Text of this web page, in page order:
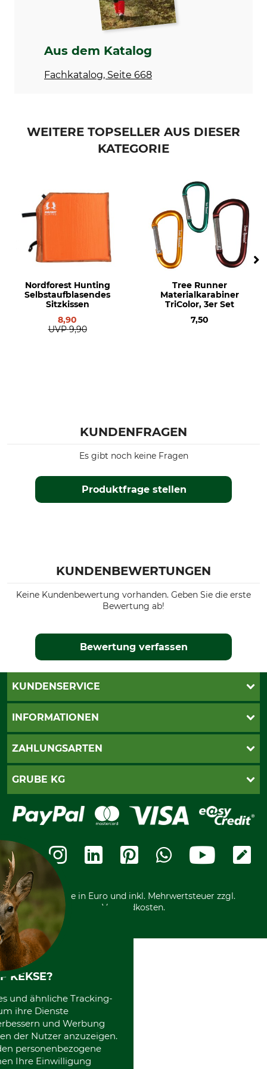
Aus dem Katalog
Fachkatalog, Seite 668
WEITERE TOPSELLER AUS DIESER
KATEGORIE
Nordforest Hunting
Selbstaufblasendes
Sitzkissen
8,90
UVP 9,90
Tree Runner
Materialkarabiner
TriColor, 3er Set
7,50
KUNDENFRAGEN
Produktfrage stellen
Es gibt noch keine Fragen
KUNDENBEWERTUNGEN
Keine Kundenbewertung vorhanden. Geben Sie die erste
Bewertung ab!
Bewertung verfassen
KUNDENSERVICE
Live-Shopping
Seilwindenprüfung
Cookie-Einstellungen
INFORMATIONEN
AGB
Bestellung widerrufen
Widerrufsformular
Kostenloser Rückversand
Nachhaltigkeit
Entsorgung und Umwelt
Datenschutz Print
ZAHLUNGSARTEN
PayPal
Bankeinzug
Ratenkauf
Vorkasse
GRUBE KG
Leitbild
Karriere
Ladengeschäft
Motorgeräteshop
Über uns
Community
International
Kooperationen
Alle Preise in Euro und inkl. Mehrwertsteuer zzgl.
Versandkosten.
KEKSE?
und ähnliche Tracking-
ihre Dienste
und Werbung
der Nutzer anzuzeigen.
personenbezogene
Ihre Einwilligung